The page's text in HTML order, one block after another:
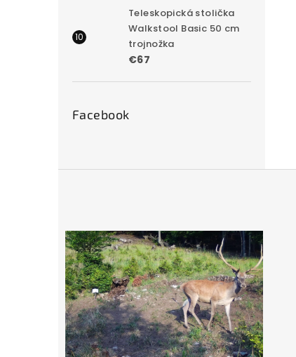
Teleskopická stolička
Walkstool Basic 50 cm
trojnožka
€67
Facebook